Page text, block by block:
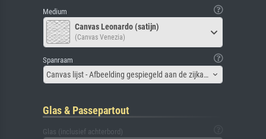
Medium
Canvas Leonardo (satijn)
(Canvas Venezia)
Spanraam
Canvas lijst - Afbeelding gespiegeld aan de zijkant
Glas & Passepartout
Glas (inclusief achterbord)